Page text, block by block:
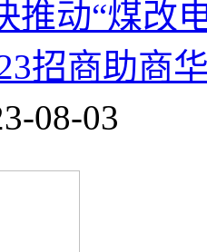
推动“煤改
招商助商
08-03